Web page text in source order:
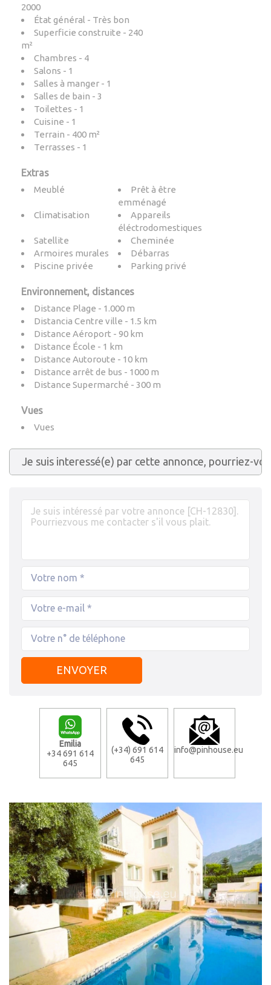
2000
État général - Très bon
Superficie construite - 240
m²
Chambres - 4
Salons - 1
Salles à manger - 1
Salles de bain - 3
Toilettes - 1
Cuisine - 1
Terrain - 400 m²
Terrasses - 1
Extras
Meublé
Prêt à être
emménagé
Climatisation
Appareils
éléctrodomestiques
Satellite
Cheminée
Armoires murales
Débarras
Piscine privée
Parking privé
Environnement, distances
Distance Plage - 1.000 m
Distancia Centre ville - 1.5 km
Distance Aéroport - 90 km
Distance École - 1 km
Distance Autoroute - 10 km
Distance arrêt de bus - 1000 m
Distance Supermarché - 300 m
Vues
Vues
Emilia
+34 691 614
645
(+34) 691 614
645
info@pinhouse.eu